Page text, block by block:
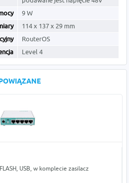
9 W
114 x 137 x 29 mm
RouterOS
Level 4
USB, w komplecie zasilacz